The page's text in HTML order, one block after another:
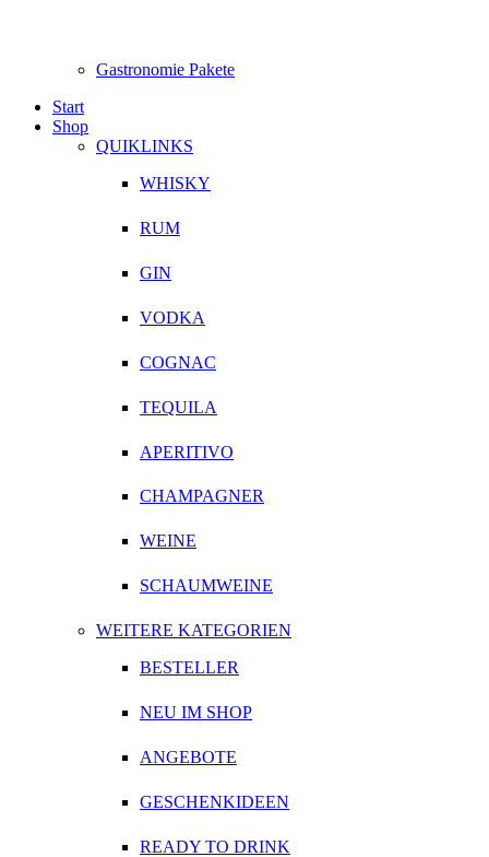
Gastronomie Pakete
Start
Shop
QUIKLINKS
WHISKY
RUM
GIN
VODKA
COGNAC
TEQUILA
APERITIVO
CHAMPAGNER
WEINE
SCHAUMWEINE
WEITERE KATEGORIEN
BESTELLER
NEU IM SHOP
ANGEBOTE
GESCHENKIDEEN
READY TO DRINK